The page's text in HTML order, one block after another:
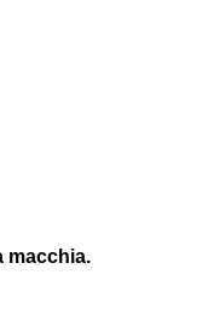
macchia.